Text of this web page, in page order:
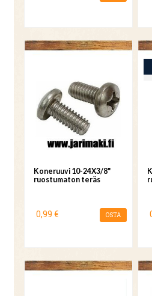
Koneruuvi 10-24X3/8"
ruostumaton teräs
0,99 € OSTA